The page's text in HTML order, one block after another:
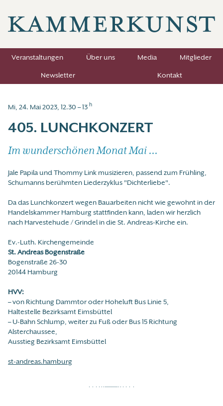
Veranstaltungen Über uns Media
Mitglieder
Newsletter
Kontakt
Mi, 24. Mai 2023, 12.30 – 13 h
405. LUNCHKONZERT
Im wunderschönen Monat Mai ...
Jale Papila und Thommy Link musizieren, passend zum Frühling,
Schumanns berühmten Liederzyklus "Dichterliebe".
Da das Lunchkonzert wegen Bauarbeiten nicht wie gewohnt in der
Handelskammer Hamburg stattfinden kann, laden wir herzlich
nach Harvestehude / Grindel in die St. Andreas-Kirche ein.
Ev.-Luth. Kirchengemeinde
St. Andreas Bogenstraße
Bogenstraße 26-30
20144 Hamburg
HVV:
– von Richtung Dammtor oder Hoheluft Bus Linie 5,
Haltestelle Bezirksamt Eimsbüttel
– U-Bahn Schlump, weiter zu Fuß oder Bus 15 Richtung
Alsterchaussee,
Ausstieg Bezirksamt Eimsbüttel
st-andreas.hamburg